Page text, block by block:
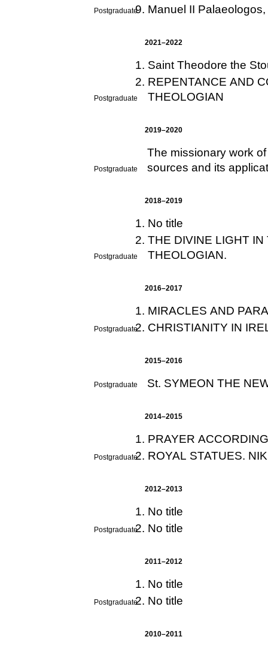
Postgraduate Manuel II
2021–2022
Postgraduate
Saint Theodore the
REPENTANCE AND
THEOLOGIAN
2019–2020
Postgraduate
The missionary work
sources and its
2018–2019
Postgraduate
No title
THE DIVINE LIGHT
THEOLOGIAN.
2016–2017
Postgraduate
MIRACLES AND
CHRISTIANITY IN
2015–2016
Postgraduate St. SYMEON THE
2014–2015
Postgraduate
PRAYER
2012–2013
Postgraduate
No title
No title
2011–2012
Postgraduate
No title
No title
2010–2011